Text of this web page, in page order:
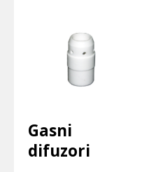
Gasni
difuzori